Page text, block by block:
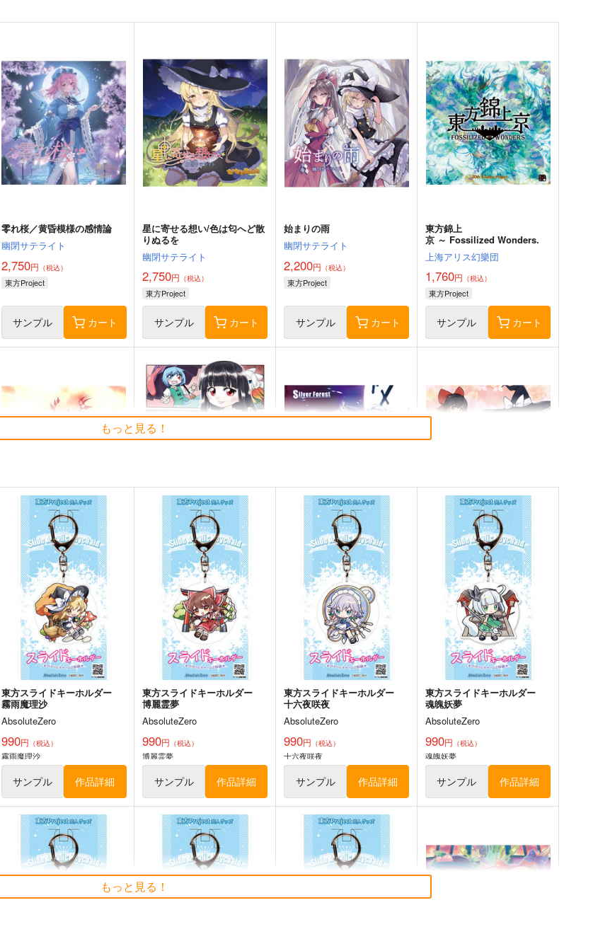
零れ桜／黄昏模様の感情論
幽閉サテライト
2,750円 （税込）
東方Project
サンプル カート
星に寄せる想い/色は匂へど散
りぬるを
幽閉サテライト
2,750円 （税込）
東方Project
サンプル カート
始まりの雨
幽閉サテライト
2,200円 （税込）
東方Project
サンプル カート
東方錦上
京 ～ Fossilized Wonders.
上海アリス幻樂団
1,760円 （税込）
東方Project
サンプル カート
東方紅魔郷～
the Embodiment of Scarlet
Devil～
上海アリス幻樂団
1,100 円（税込）
東方Project
サンプル カート
イナバ式肝試し
Seraphim Castle
円（税込）
東方Project
蓬莱山輝夜
藤原妹紅
サンプル カート
Clutch Shooter #05
Silver Forest
1,430円 （税込）
東方Project 十六夜咲夜
サンプル カート
東方M-1ぐらんぷり音楽集３
あ～るの～と
2,750円（税込）
東方Project
サンプル カート
さとりとおりんのほのぼの四
東方夢想夏郷
5SHORT DEMO MOVIE
風見幽香は「楽」したい
ババソイヤー
チルノという少女ー純文学チ
もっと見る！
東方スライドキーホルダー
霧雨魔理沙
AbsoluteZero
990円 （税込）
霧雨魔理沙
サンプル 作品詳細
東方スライドキーホルダー
博麗霊夢
AbsoluteZero
990円 （税込）
博麗霊夢
サンプル 作品詳細
東方スライドキーホルダー
十六夜咲夜
AbsoluteZero
990円 （税込）
十六夜咲夜
サンプル 作品詳細
東方スライドキーホルダー
魂魄妖夢
AbsoluteZero
990円 （税込）
魂魄妖夢
サンプル 作品詳細
もっと見る！